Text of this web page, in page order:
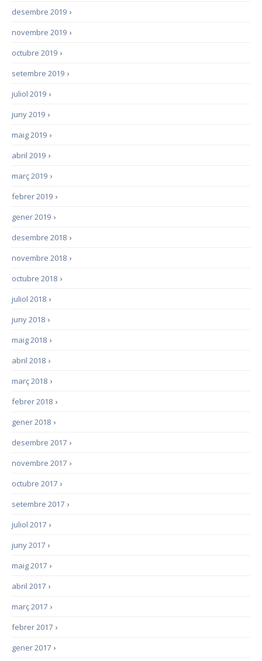
›
desembre 2019
›
novembre 2019
›
octubre 2019
›
setembre 2019
›
juliol 2019
›
juny 2019
›
maig 2019
›
abril 2019
›
març 2019
›
febrer 2019
›
gener 2019
›
desembre 2018
›
novembre 2018
›
octubre 2018
›
juliol 2018
›
juny 2018
›
maig 2018
›
abril 2018
›
març 2018
›
febrer 2018
›
gener 2018
›
desembre 2017
›
novembre 2017
›
octubre 2017
›
setembre 2017
›
juliol 2017
›
juny 2017
›
maig 2017
›
abril 2017
›
març 2017
›
febrer 2017
›
gener 2017